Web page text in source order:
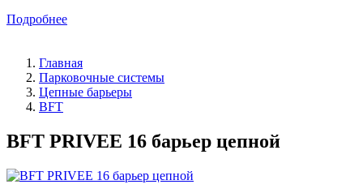
Подробнее
Главная
Парковочные системы
Цепные барьеры
BFT
BFT PRIVEE 16 барьер цепной